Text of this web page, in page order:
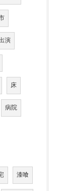
演
床
病院
漆喰